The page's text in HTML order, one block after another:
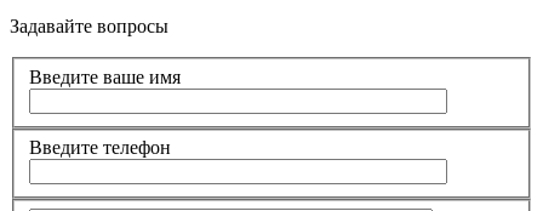
Задавайте вопросы
Введите ваше имя
Введите телефон